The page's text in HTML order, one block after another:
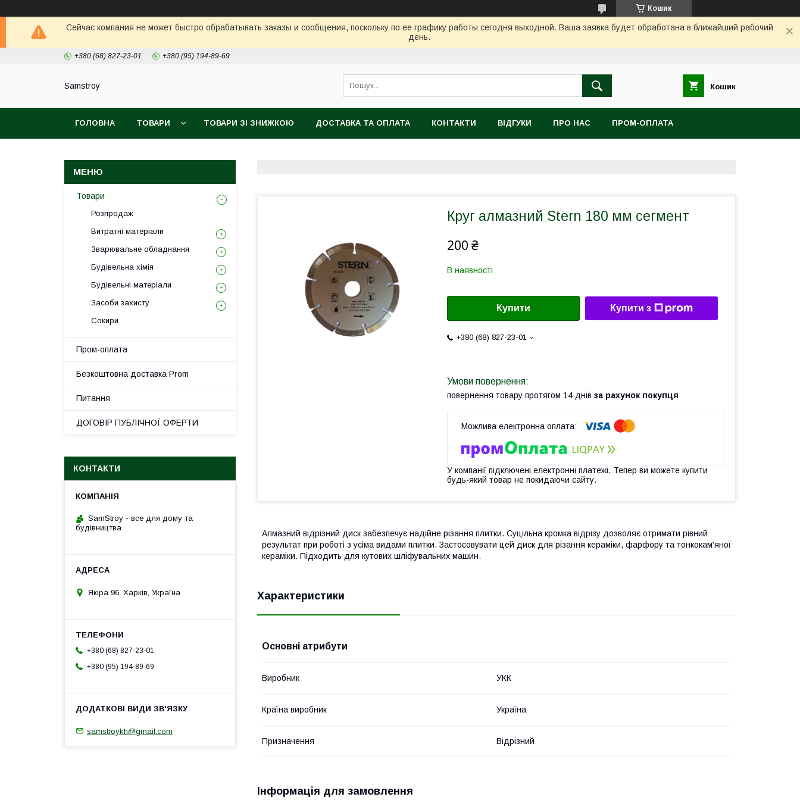
Кошик
Сейчас компания не может быстро обрабатывать заказы и сообщения, поскольку по ее графику работы сегодня выходной. Ваша заявка будет обработана в ближайший рабочий
день.
+380 (68) 827-23-01 +380 (95) 194-89-69
Samstroy Кошик
ГОЛОВНА ТОВАРИ ТОВАРИ ЗІ ЗНИЖКОЮ ДОСТАВКА ТА ОПЛАТА КОНТАКТИ ВІДГУКИ ПРО НАС ПРОМ-ОПЛАТА
Круг алмазний Stern 180 мм сегмент
200 ₴
В наявності
Купити Купити з
+380 (68) 827-23-01
повернення товару протягом 14 днів за рахунок покупця
У компанії підключені електронні платежі. Тепер ви можете купити
будь-який товар не покидаючи сайту.
Алмазний відрізний диск забезпечує надійне різання плитки. Суцільна кромка відрізу дозволяє отримати рівний
результат при роботі з усіма видами плитки. Застосовувати цей диск для різання кераміки, фарфору та тонкокам'яної
кераміки. Підходить для кутових шліфувальних машин.
Характеристики
Основні атрибути
Виробник УКК
Країна виробник Україна
Призначення Відрізний
Інформація для замовлення
Товари
Розпродаж
Витратні матеріали
Зварювальне обладнання
Будівельна хімія
Будівельні матеріали
Засоби захисту
Сокири
Пром-оплата
Безкоштовна доставка Prom
Питання
ДОГОВІР ПУБЛІЧНОЇ ОФЕРТИ
КОНТАКТИ
SamStroy - все для дому та
будівництва
Якіра 96, Харків, Україна
+380 (68) 827-23-01
+380 (95) 194-89-69
samstroykh@gmail.com